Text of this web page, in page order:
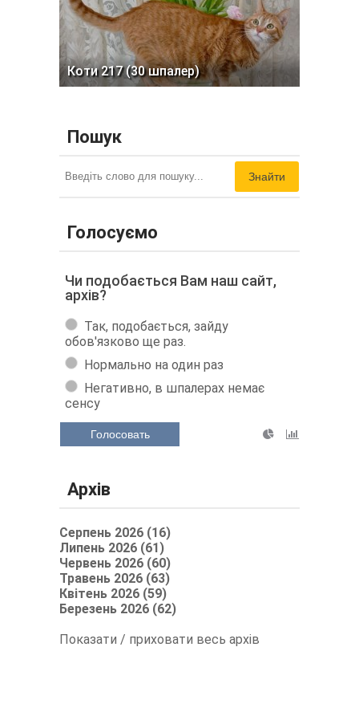
Коти 217 (30 шпалер)
Пошук
Знайти
Голосуємо
Чи подобається Вам наш сайт,
архів?
Так, подобається, зайду
обов'язково ще раз.
Нормально на один раз
Негативно, в шпалерах немає
сенсу
Голосовать
Архів
Серпень 2026 (16)
Липень 2026 (61)
Червень 2026 (60)
Травень 2026 (63)
Квітень 2026 (59)
Березень 2026 (62)
Показати / приховати весь архів